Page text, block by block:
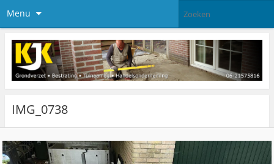
Menu
IMG_0738